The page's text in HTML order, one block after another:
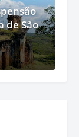
de São